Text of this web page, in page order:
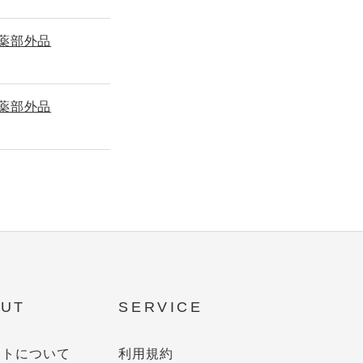
部外品
部外品
について
SERVICE
利用規約